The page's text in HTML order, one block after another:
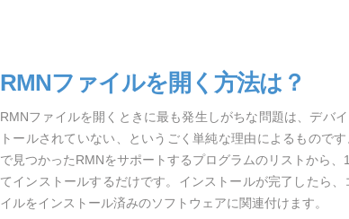
RMNファイルを開く方法は？
RMNファイルを開くときに最も発生しがちな問題は、デバ
トールされていない、というごく単純な理由によるもので
で見つかったRMNをサポートするプログラムのリストから
てインストールするだけです。インストールが完了したら
イルをインストール済みのソフトウェアに関連付けます。